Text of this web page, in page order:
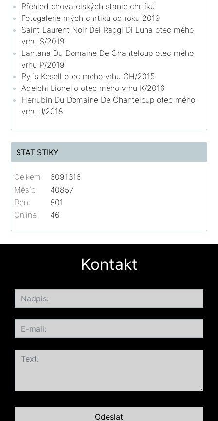
Přehled chovatelských stanic chrtíků
Fotogalerie mých chrtiků od roku 2019
Saint Laurent Noir Dei Raggi Di Luna otec mého
vrhu S/2019
Lantana Du Domaine De Chanteloup otec mého
vrhu P/2019
Py´s Kesell otec mého vrhu CH/2015
Adelchi Lionello otec mého vrhu K/2016
Herrubin Du Domaine De Chanteloup otec mého
vrhu J/2018
STATISTIKY
Online: 46
Celkem:
6091316
Měsíc:
40857
Den:
801
Kontakt